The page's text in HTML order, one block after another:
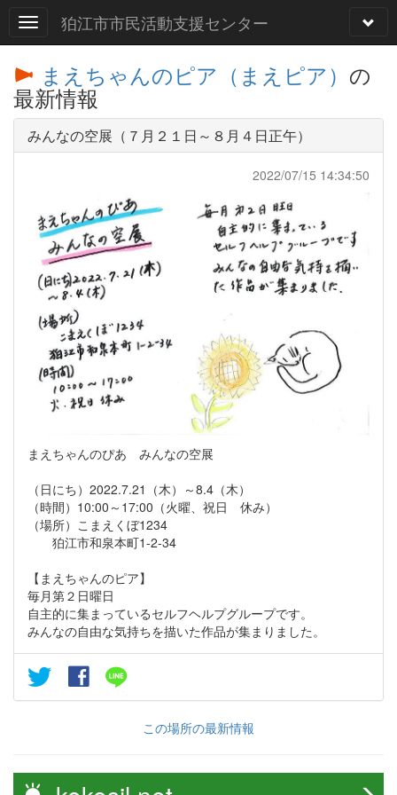
狛江市市民活動支援センター
まえちゃんのピア（まえピア） の
最新情報
みんなの空展（７月２１日～８月４日正午）
2022/07/15 14:34:50
まえちゃんのぴあ みんなの空展
（日にち）2022.7.21（木）～8.4（木）
（時間）10:00～17:00（火曜、祝日 休み）
（場所）こまえくぼ1234
狛江市和泉本町1-2-34
【まえちゃんのピア】
毎月第２日曜日
自主的に集まっているセルフヘルプグループです。
みんなの自由な気持ちを描いた作品が集まりました。
この場所の最新情報